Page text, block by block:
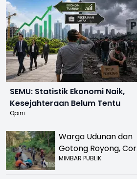
SEMU: Statistik Ekonomi Naik,
Kesejahteraan Belum Tentu
Opini
Warga Udunan dan
Gotong Royong, Cor
Jalan Hancur di
MIMBAR PUBLIK